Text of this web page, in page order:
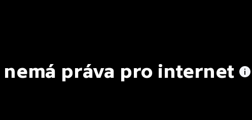
nemá práva pro internet